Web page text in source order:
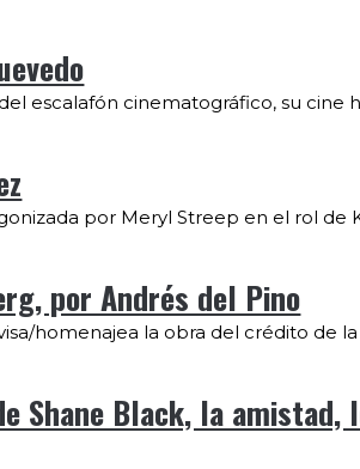
escalafón cinematográfico, su cine
por Meryl Streep en el rol de
por Andrés del Pino
homenajea la obra del crédito de
Shane Black, la